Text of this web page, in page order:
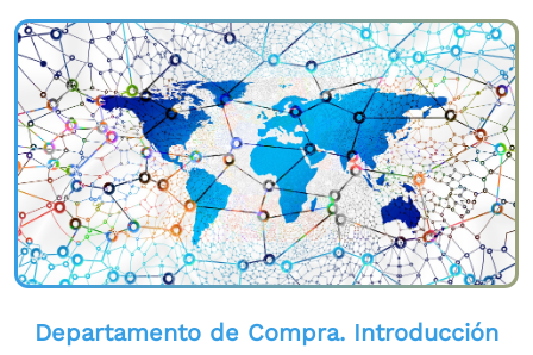
Departamento de Compra. Introducción